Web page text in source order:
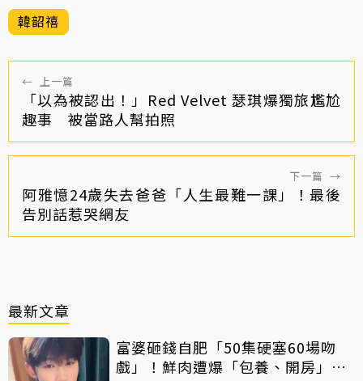
韓韶禧
← 上一篇
「以為被認出！」Red Velvet 瑟琪爆獨旅尷尬
趣事 被當路人幫拍照
下一篇 →
阿雅憶24歲失去爸爸「人生最難一課」！最後
告別話惹哭網友
最新文章
富婆砸錢自肥「50集硬塞60場吻
戲」！鮮肉遭爆「包養、開房」全